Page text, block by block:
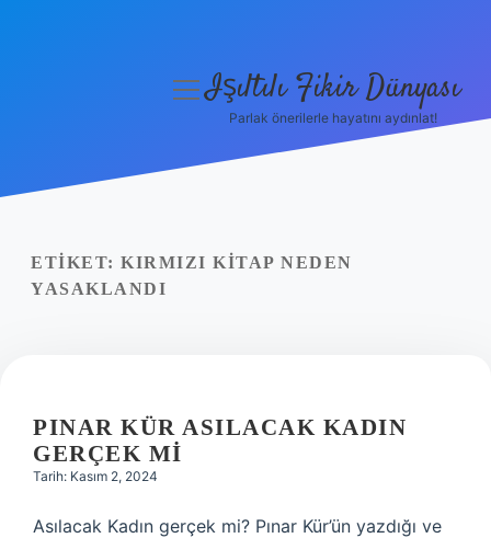
Yasal Uyarı
menüyüIşıltılı Fikir Dünyası
Parlak önerilerle hayatını aydınlat!
ETIKET: KIRMIZI KITAP NEDEN
YASAKLANDI
PINAR KÜR ASILACAK KADIN
GERÇEK MI
Tarih: Kasım 2, 2024
Asılacak Kadın gerçek mi? Pınar Kür’ün yazdığı ve